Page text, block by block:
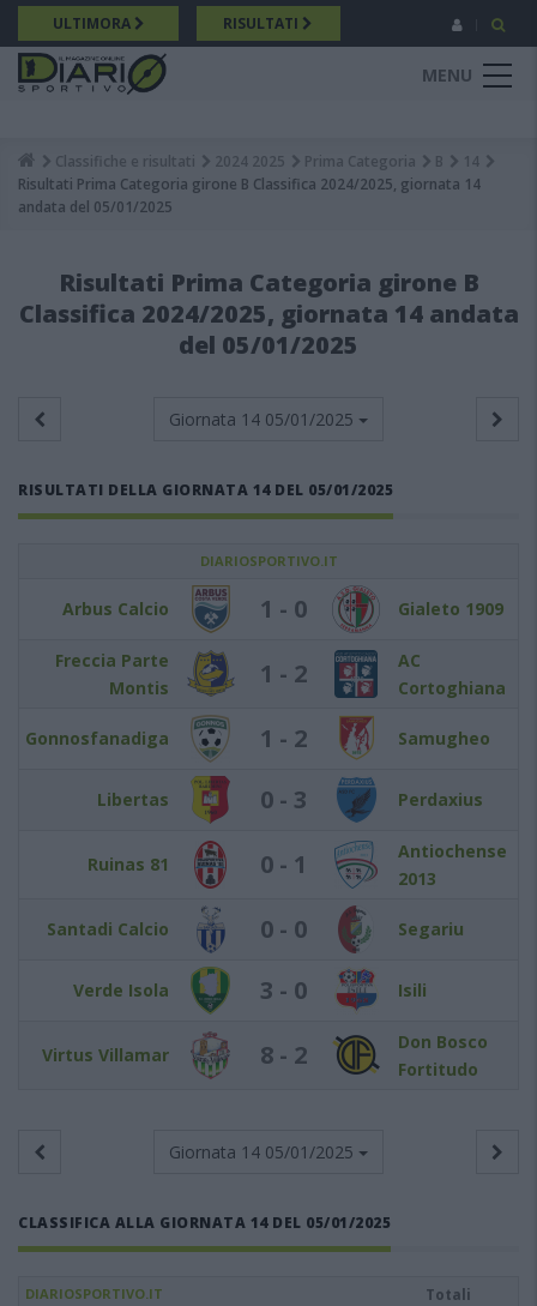
Salta
al
contenuto
principale
ULTIMORA RISULTATI
MENU
Breadcrumb
Classifiche e risultati 2024 2025 Prima Categoria B
14
Risultati Prima Categoria girone B Classifica 2024/2025, giornata 14
andata del 05/01/2025
Risultati Prima Categoria girone B
Classifica 2024/2025, giornata 14 andata
del 05/01/2025
Giornata 14 05/01/2025
RISULTATI DELLA GIORNATA 14 DEL 05/01/2025
DIARIOSPORTIVO.IT
Arbus Calcio 1 - 0 Gialeto 1909
Freccia Parte
Montis
1 - 2
AC
Cortoghiana
Gonnosfanadiga 1 - 2 Samugheo
Libertas 0 - 3 Perdaxius
Ruinas 81 0 - 1
Antiochense
2013
Santadi Calcio 0 - 0 Segariu
Verde Isola 3 - 0 Isili
Virtus Villamar 8 - 2
Don Bosco
Fortitudo
Giornata 14 05/01/2025
CLASSIFICA ALLA GIORNATA 14 DEL 05/01/2025
DIARIOSPORTIVO.IT
Totali